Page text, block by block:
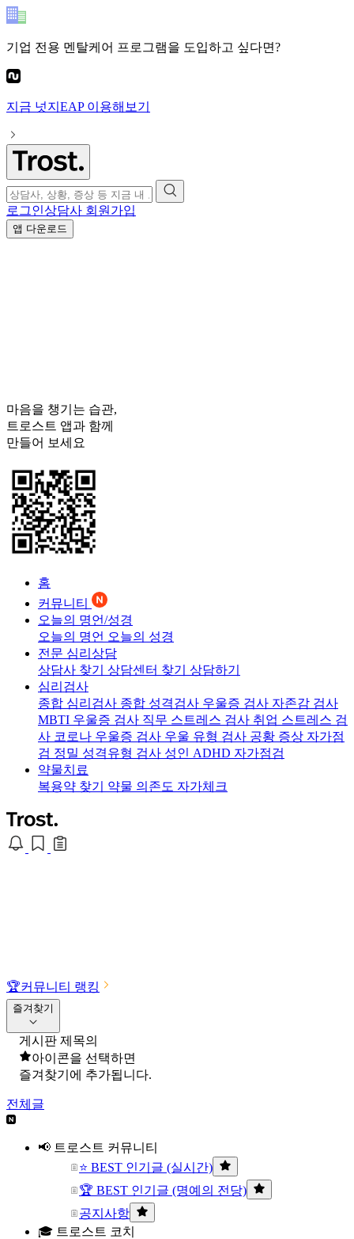
기업 전용 멘탈케어 프로그램을 도입하고 싶다면?
지금 넛지EAP이용해보기
로그인상담사 회원가입
앱 다운로드
마음을 챙기는 습관,
트로스트 앱과 함께
만들어 보세요
홈
커뮤니티
오늘의 명언/성경
오늘의 명언 오늘의 성경
전문 심리상담
상담사 찾기 상담센터 찾기 상담하기
심리검사
종합 심리검사 종합 성격검사 우울증 검사 자존감 검사
MBTI 우울증 검사 직무 스트레스 검사 취업 스트레스 검
사 코로나 우울증 검사 우울 유형 검사 공황 증상 자가점
검 정밀 성격유형 검사 성인 ADHD 자가점검
약물치료
복용약 찾기 약물 의존도 자가체크
🏆커뮤니티 랭킹
즐겨찾기
게시판 제목의
아이콘을 선택하면
즐겨찾기에 추가됩니다.
전체글
📢 트로스트 커뮤니티
⭐ BEST 인기글 (실시간)
🏆 BEST 인기글 (명예의 전당)
공지사항
🎓 트로스트 코치